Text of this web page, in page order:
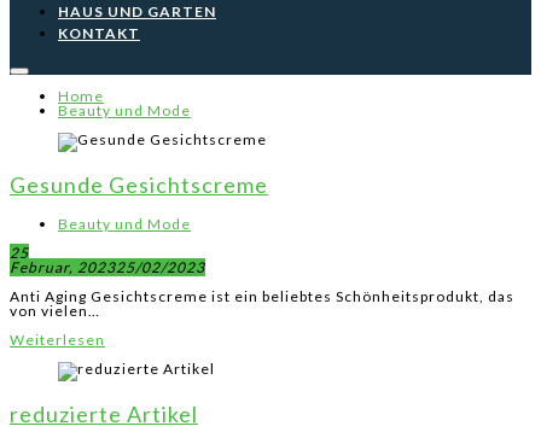
HAUS UND GARTEN
KONTAKT
Home
Beauty und Mode
Gesunde Gesichtscreme
Beauty und Mode
25
Februar, 202325/02/2023
Anti Aging Gesichtscreme ist ein beliebtes Schönheitsprodukt, das
von vielen…
Weiterlesen
reduzierte Artikel